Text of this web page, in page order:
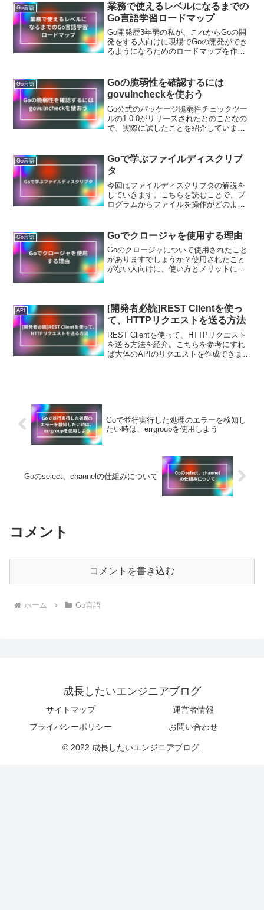
Go言語
業務で使えるレベルになるまでの
Go言語学習ロードマップ
Go開発歴3年弱の私が、これからGoの開
発をする人向けに現場でGoの開発ができ
るようになるためのロードマップを作成
Go言語
Goの脆弱性を確認するには
govulncheckを使おう
Go公式のパッケージ脆弱性チェックツー
ルの1.0.0がリリースされたとのことなの
で、実際に試したことを紹介していま
Go言語
Goで学ぶファイルディスクリプ
タ
今回はファイルディスクリプタの解説を
していきます。こちらを読むことで、プ
ログラムからファイルを操作がどのよう
イルディスクリプタとはプログラムから
ファイルを操作する際に、操...
Go言語 Goでクロージャを使用する理由
Goのクロージャについて使用されたこと
がありますでしょうか？使用されたこと
がない人向けに、使い方とメリットにつ
API
[開発者必読]REST Clientを使っ
て、HTTPリクエストを送る方法
REST Clientを使って、HTTPリクエスト
を送る方法を紹介。こちらを参考にすれ
ば大体のAPIのリクエストを作成できま
Goで並行実行した処理のエラーを検知し
たい時は、errgroupを使用しよう
Goのselect、channelの仕組みについて
コメント
コメントを書き込む
ホーム Go言語
成長したいエンジニアブログ
サイトマップ
運営者情報
プライバシーポリシー
お問い合わせ
© 2022 成長したいエンジニアブログ.